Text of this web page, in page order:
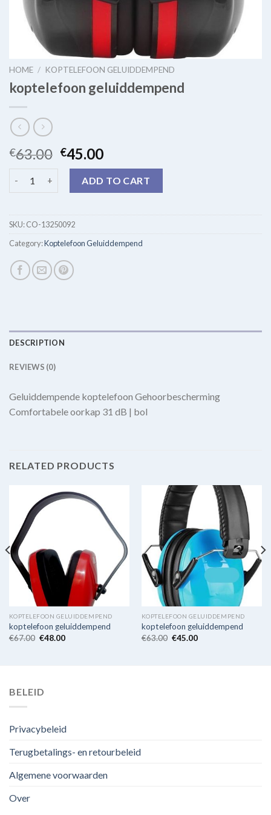
HOME / KOPTELEFOON GELUIDDEMPEND
koptelefoon geluiddempend
€63.00 €45.00
ADD TO CART
SKU:CO-13250092
Category:Koptelefoon Geluiddempend
DESCRIPTION
REVIEWS (0)
Geluiddempende koptelefoon Gehoorbescherming
Comfortabele oorkap 31 dB | bol
RELATED PRODUCTS
KOPTELEFOON GELUIDDEMPEND
koptelefoon geluiddempend
€67.00 €48.00
KOPTELEFOON GELUIDDEMPEND
koptelefoon geluiddempend
€63.00 €45.00
BELEID
Privacybeleid
Terugbetalings- en retourbeleid
Algemene voorwaarden
Over